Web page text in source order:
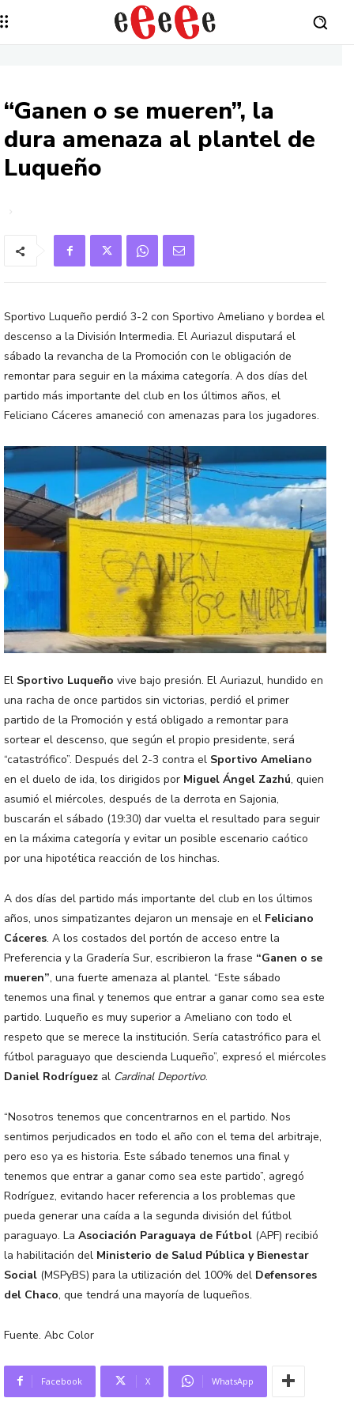
“Ganen o se mueren”, la
dura amenaza al plantel de
Luqueño
Sportivo Luqueño perdió 3-2 con Sportivo Ameliano y bordea el
descenso a la División Intermedia. El Auriazul disputará el
sábado la revancha de la Promoción con le obligación de
remontar para seguir en la máxima categoría. A dos días del
partido más importante del club en los últimos años, el
Feliciano Cáceres amaneció con amenazas para los jugadores.
El Sportivo Luqueño vive bajo presión. El Auriazul, hundido en
una racha de once partidos sin victorias, perdió el primer
partido de la Promoción y está obligado a remontar para
sortear el descenso, que según el propio presidente, será
“catastrófico”. Después del 2-3 contra el Sportivo Ameliano
en el duelo de ida, los dirigidos por Miguel Ángel Zazhú, quien
asumió el miércoles, después de la derrota en Sajonia,
buscarán el sábado (19:30) dar vuelta el resultado para seguir
en la máxima categoría y evitar un posible escenario caótico
por una hipotética reacción de los hinchas.
A dos días del partido más importante del club en los últimos
años, unos simpatizantes dejaron un mensaje en el Feliciano
Cáceres. A los costados del portón de acceso entre la
Preferencia y la Gradería Sur, escribieron la frase “Ganen o se
mueren”, una fuerte amenaza al plantel. “Este sábado
tenemos una final y tenemos que entrar a ganar como sea este
partido. Luqueño es muy superior a Ameliano con todo el
respeto que se merece la institución. Sería catastrófico para el
fútbol paraguayo que descienda Luqueño”, expresó el miércoles
Daniel Rodríguez al Cardinal Deportivo.
“Nosotros tenemos que concentrarnos en el partido. Nos
sentimos perjudicados en todo el año con el tema del arbitraje,
pero eso ya es historia. Este sábado tenemos una final y
tenemos que entrar a ganar como sea este partido”, agregó
Rodríguez, evitando hacer referencia a los problemas que
pueda generar una caída a la segunda división del fútbol
paraguayo. La Asociación Paraguaya de Fútbol (APF) recibió
la habilitación del Ministerio de Salud Pública y Bienestar
Social (MSPyBS) para la utilización del 100% del Defensores
del Chaco, que tendrá una mayoría de luqueños.
Fuente. Abc Color
Facebook X WhatsApp